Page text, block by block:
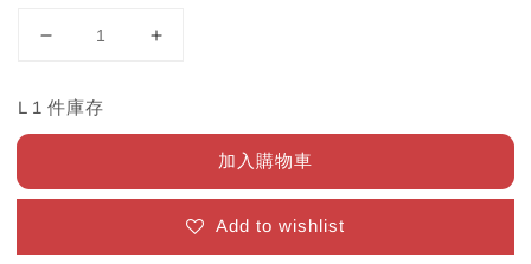
L 1 件庫存
加入購物車
Add to wishlist